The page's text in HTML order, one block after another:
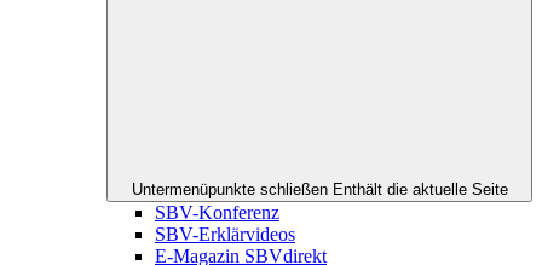
Untermenüpunkte schließen Enthält die aktuelle Seite
SBV-Konferenz
SBV-Erklärvideos
E-Magazin SBVdirekt